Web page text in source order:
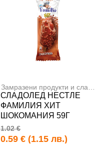
Сладоледи
СЛАДОЛЕД НЕСТЛЕ
ФАМИЛИЯ ХИТ
ШОКОМАНИЯ 59Г
1.02 €
0.59 € (1.15 лв.)